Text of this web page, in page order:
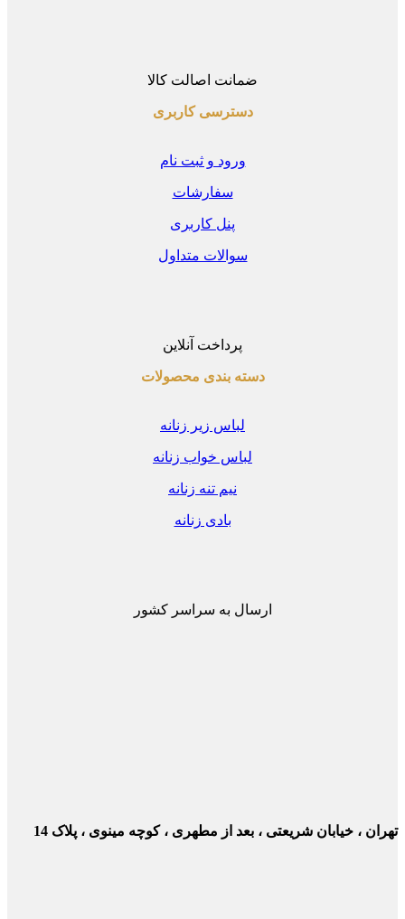
ضمانت اصالت کالا
دسترسی کاربری
ورود و ثبت نام
سفارشات
پنل کاربری
سوالات متداول
پرداخت آنلاین
دسته بندی محصولات
لباس زیر زنانه
لباس خواب زنانه
نیم تنه زنانه
بادی زنانه
ارسال به سراسر کشور
، خیابان شریعتی ، بعد از مطهری ، کوچه مینوی ، پلاک 14